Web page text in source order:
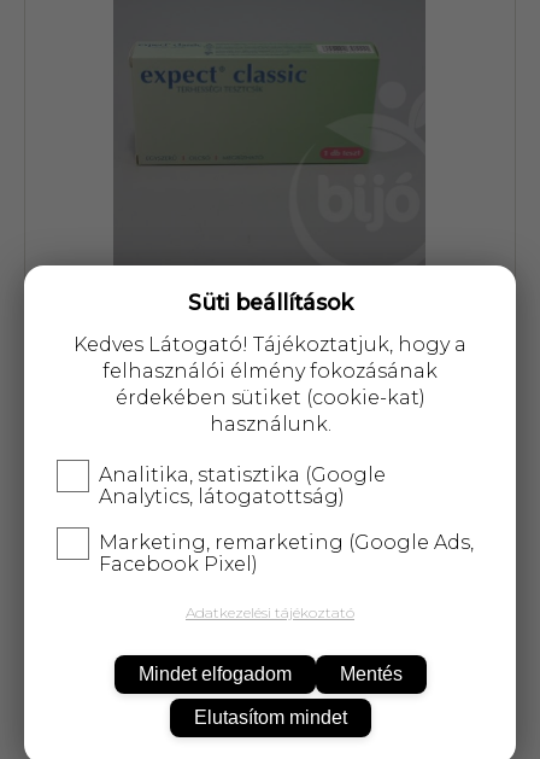
Cikkszám: 26441
A termék átmenetileg nem
25 000 Ftfelett5 kg-igingyenes kiszállítás!
Süti beállítások
Kedves Látogató! Tájékoztatjuk, hogy a
felhasználói élmény fokozásának
érdekében sütiket (cookie-kat)
használunk.
Analitika, statisztika (Google
Analytics, látogatottság)
Marketing, remarketing (Google Ads,
Facebook Pixel)
Adatkezelési tájékoztató
Mindet elfogadom Mentés
Elutasítom mindet